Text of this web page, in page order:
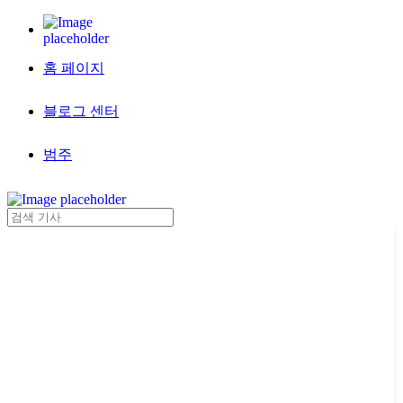
홈 페이지
블로그 센터
범주